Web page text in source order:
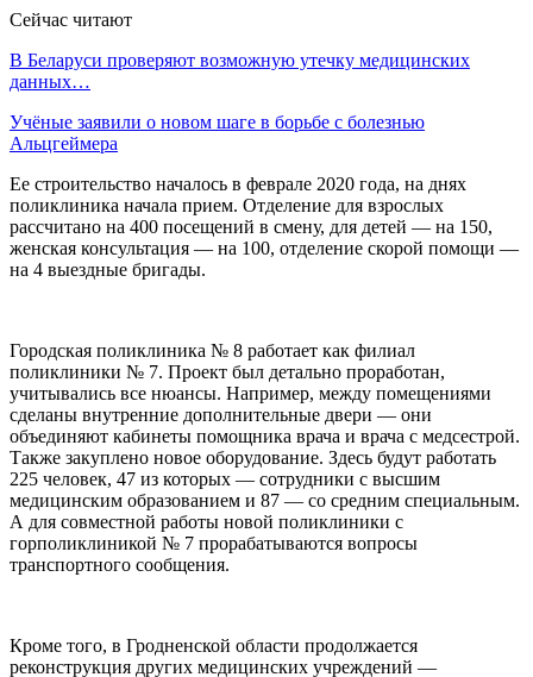
Сейчас читают
В Беларуси проверяют возможную утечку медицинских
данных…
Учёные заявили о новом шаге в борьбе с болезнью
Альцгеймера
Ее строительство началось в феврале 2020 года, на днях
поликлиника начала прием. Отделение для взрослых
рассчитано на 400 посещений в смену, для детей — на 150,
женская консультация — на 100, отделение скорой помощи —
на 4 выездные бригады.
Городская поликлиника № 8 работает как филиал
поликлиники № 7. Проект был детально проработан,
учитывались все нюансы. Например, между помещениями
сделаны внутренние дополнительные двери — они
объединяют кабинеты помощника врача и врача с медсестрой.
Также закуплено новое оборудование. Здесь будут работать
225 человек, 47 из которых — сотрудники с высшим
медицинским образованием и 87 — со средним специальным.
А для совместной работы новой поликлиники с
горполиклиникой № 7 прорабатываются вопросы
транспортного сообщения.
Кроме того, в Гродненской области продолжается
реконструкция других медицинских учреждений —